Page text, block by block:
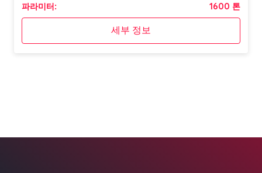
파라미터: 1600 톤
세부 정보